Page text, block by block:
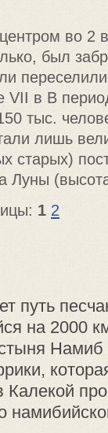
во 2
был
VII в В
тыс.
лишь
старых)
Луны
1 2
путь
на 2000
Намиб
Калекой